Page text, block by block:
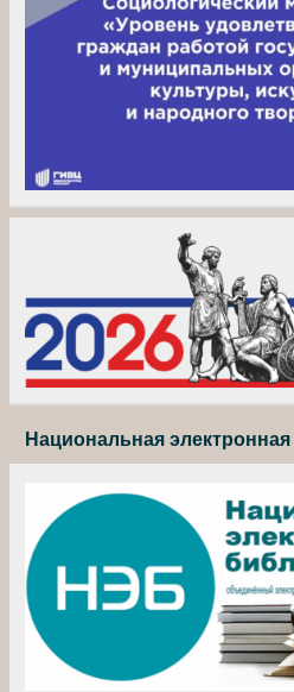
Национальная